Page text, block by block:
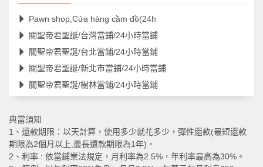
Pawn shop,Cửa hàng cầm đồ(24h
關聖帝君聖誕/台灣當鋪/24小時當鋪
關聖帝君聖誕/台北當鋪/24小時當鋪
關聖帝君聖誕/新北市當鋪/24小時當鋪
關聖帝君聖誕/樹林當鋪/24小時當鋪
典當須知
1、還款期限：以天計算，使用多少就花多少，彈性還款(最短還款
期限為2個月以上,最長還款期限為1年)。
2、利率 : 依當鋪業法規定，月利率為2.5%，年利率最高為30%。